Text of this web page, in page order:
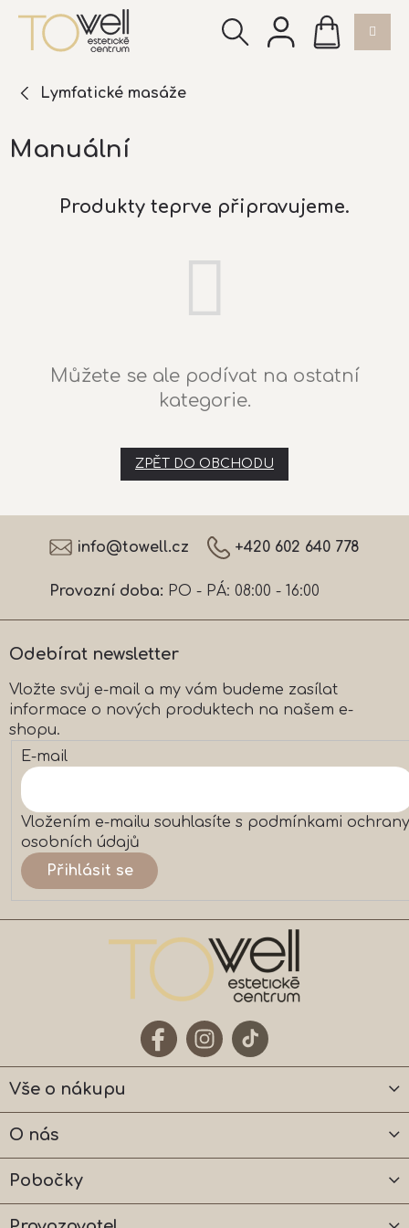
obsah
NÁKUPNÍ
KOŠÍK
Lymfatické masáže
Manuální
Produkty teprve připravujeme.
Můžete se ale podívat na ostatní
kategorie.
ZPĚT DO OBCHODU
í
info@towell.cz +420 602 640 778
Provozní doba: PO - PÁ: 08:00 - 16:00
Odebírat newsletter
Vložte svůj e-mail a my vám budeme zasílat
informace o nových produktech na našem e-
shopu.
E-mail
Vložením e-mailu souhlasíte s podmínkami ochrany
osobních údajů
Přihlásit se
Vše o nákupu
O nás
Pobočky